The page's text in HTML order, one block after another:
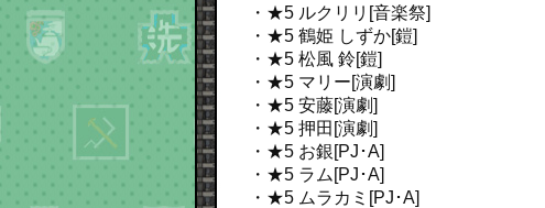
・★5 ルクリリ[音楽祭]
・★5 鶴姫 しずか[鎧]
・★5 松風 鈴[鎧]
・★5 マリー[演劇]
・★5 安藤[演劇]
・★5 押田[演劇]
・★5 お銀[PJ･A]
・★5 ラム[PJ･A]
・★5 ムラカミ[PJ･A]